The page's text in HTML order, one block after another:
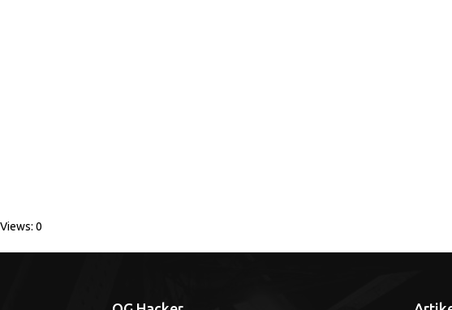
Views: 0